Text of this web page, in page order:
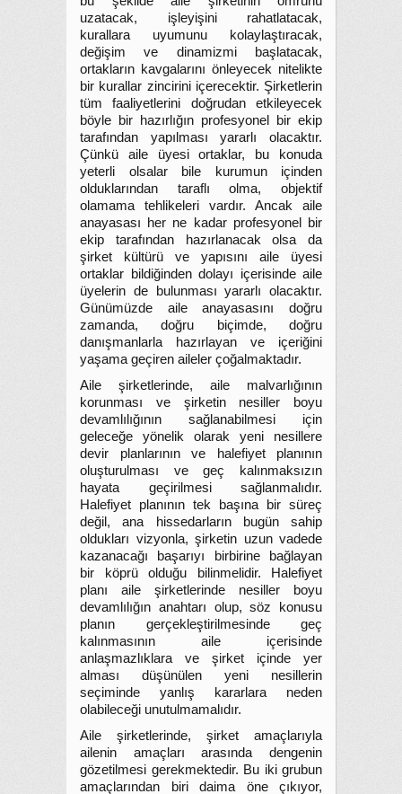
uzatacak, işleyişini rahatlatacak,
kurallara uyumunu kolaylaştıracak,
değişim ve dinamizmi başlatacak,
ortakların kavgalarını önleyecek nitelikte
bir kurallar zincirini içerecektir. Şirketlerin
tüm faaliyetlerini doğrudan etkileyecek
böyle bir hazırlığın profesyonel bir ekip
tarafından yapılması yararlı olacaktır.
Çünkü aile üyesi ortaklar, bu konuda
yeterli olsalar bile kurumun içinden
olduklarından taraflı olma, objektif
olamama tehlikeleri vardır. Ancak aile
anayasası her ne kadar profesyonel bir
ekip tarafından hazırlanacak olsa da
şirket kültürü ve yapısını aile üyesi
ortaklar bildiğinden dolayı içerisinde aile
üyelerin de bulunması yararlı olacaktır.
Günümüzde aile anayasasını doğru
zamanda, doğru biçimde, doğru
danışmanlarla hazırlayan ve içeriğini
yaşama geçiren aileler çoğalmaktadır.
Aile şirketlerinde, aile malvarlığının
korunması ve şirketin nesiller boyu
devamlılığının sağlanabilmesi için
geleceğe yönelik olarak yeni nesillere
devir planlarının ve halefiyet planının
oluşturulması ve geç kalınmaksızın
hayata geçirilmesi sağlanmalıdır.
Halefiyet planının tek başına bir süreç
değil, ana hissedarların bugün sahip
oldukları vizyonla, şirketin uzun vadede
kazanacağı başarıyı birbirine bağlayan
bir köprü olduğu bilinmelidir. Halefiyet
planı aile şirketlerinde nesiller boyu
devamlılığın anahtarı olup, söz konusu
planın gerçekleştirilmesinde geç
kalınmasının aile içerisinde
anlaşmazlıklara ve şirket içinde yer
alması düşünülen yeni nesillerin
seçiminde yanlış kararlara neden
olabileceği unutulmamalıdır.
Aile şirketlerinde, şirket amaçlarıyla
ailenin amaçları arasında dengenin
gözetilmesi gerekmektedir. Bu iki grubun
amaçlarından biri daima öne çıkıyor,